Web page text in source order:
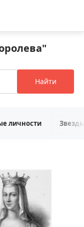
Найти
личности